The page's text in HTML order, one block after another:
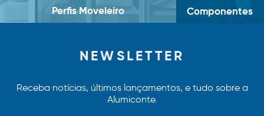
Componentes
Perfis Moveleiro
NEWSLETTER
Receba notícias, últimos lançamentos, e tudo sobre a
Alumiconte.